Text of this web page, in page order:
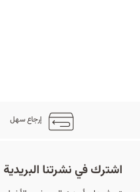
إرجاع سهل
اشترك في نشرتنا البريدية